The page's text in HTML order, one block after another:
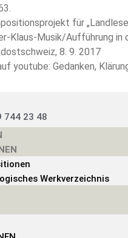
für
Klaus-Musik/Aufführung in
8. 9. 2017
youtube: Gedanken,
744 23 48
Werkverzeichnis